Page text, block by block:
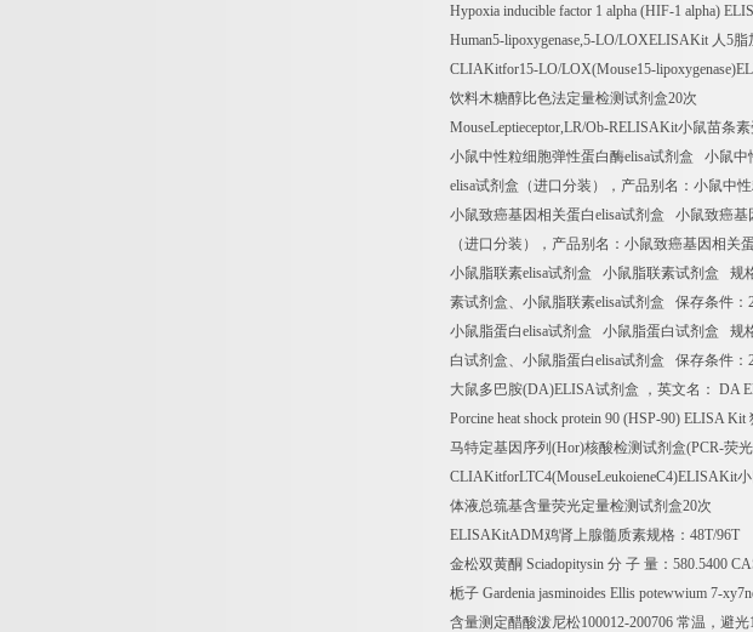
Hypoxia inducible factor 1 alpha (HIF-1 alpha)
Human5-lipoxygenase,5-LO/LOXELISAKit 人5脂
CLIAKitfor15-LO/LOX(Mouse15-
饮料木糖醇比色法定量检测试剂盒20次
MouseLeptieceptor,LR/Ob-RELISAKit小鼠苗条
小鼠中性粒细胞弹性蛋白酶elisa试剂盒 小鼠中
elisa试剂盒（进口分装），产品别名：小鼠中
小鼠致癌基因相关蛋白elisa试剂盒 小鼠致癌基
（进口分装），产品别名：小鼠致癌基因相关
小鼠脂联素elisa试剂盒 小鼠脂联素试剂盒 规
素试剂盒、小鼠脂联素elisa试剂盒 保存条件：
小鼠脂蛋白elisa试剂盒 小鼠脂蛋白试剂盒 规
白试剂盒、小鼠脂蛋白elisa试剂盒 保存条件：
大鼠多巴胺(DA)ELISA试剂盒 ，英文名： DA
Porcine heat shock protein 90 (HSP-90) ELISA Kit
马特定基因序列 (Hor)核酸检测试剂盒(PCR-荧
CLIAKitforLTC4(MouseLeukoieneC4)ELISAKit
体液总巯基含量荧光定量检测试剂盒20次
ELISAKitADM鸡肾上腺髓质素规格： 48T/96T
金松双黄酮 Sciadopitysin 分 子 量： 580.5400
栀子 Gardenia jasminoides Ellis potewwium 7-
含量测定醋酸泼尼松100012-200706 常温，避光